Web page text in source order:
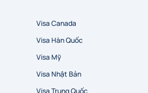
Visa Canada
Visa Hàn Quốc
Visa Mỹ
Visa Nhật Bản
Visa Trung Quốc